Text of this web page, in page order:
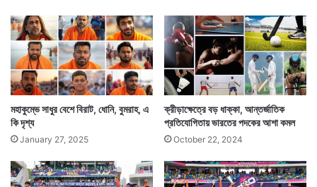
মহাকুম্ভে সাধুর বেশে বিরাট, ধোনি, বুমরাহ, এ
কি দৃশ্য
January 27, 2025
ক্রীড়াক্ষেত্রে বড় ধাক্কা, আন্তর্জাতিক
প্রতিযোগিতায় ভারতের পদকের আশা কমল
October 22, 2024